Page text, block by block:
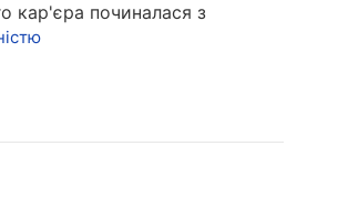
кар'єра починалася з